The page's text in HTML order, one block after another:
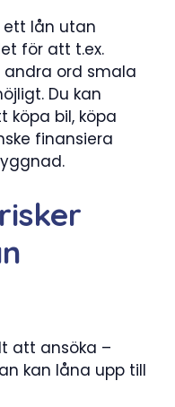
ett lån utan
för att t.ex.
ord smala
Du kan
bil, köpa
finansiera
att ansöka –
kan låna upp till